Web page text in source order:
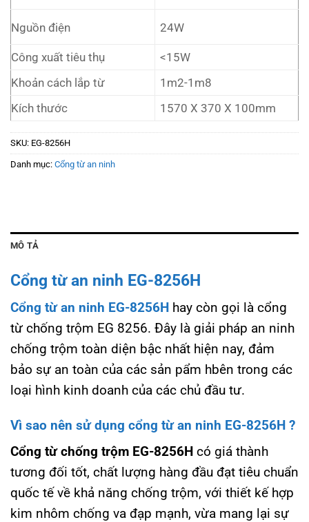
Nguồn điện 24W
Công xuất tiêu thụ
<15W
Khoản cách lắp từ
1m2-1m8
Kích thước
1570 X 370 X 100mm
SKU: EG-8256H
Danh mục: Cổng từ an ninh
MÔ TẢ
Cổng từ an ninh EG-8256H
Cổng từ an ninh EG-8256H hay còn gọi là cổng
từ chống trộm EG 8256. Đây là giải pháp an ninh
chống trộm toàn diện bậc nhất hiện nay, đảm
bảo sự an toàn của các sản pẩm hbên trong các
loại hình kinh doanh của các chủ đầu tư.
Vì sao nên sử dụng cổng từ an ninh EG-8256H ?
Cổng từ chống trộm EG-8256H có giá thành
tương đối tốt, chất lượng hàng đầu đạt tiêu chuẩn
quốc tế về khả năng chống trộm, với thiết kế hợp
kim nhôm chống va đạp mạnh, vừa mang lại sự